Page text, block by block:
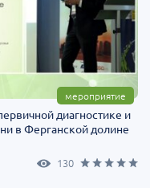
мероприятие
диагностике и
в Ферганской долине
130